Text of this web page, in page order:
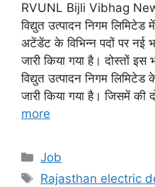
RVUNL Bijli Vibhag
विद्युत उत्पादन निगम
अटेंडेंट के विभिन्न पदों पर नई
जारी किया गया है। दोस्तों इस
विद्युत उत्पादन निगम
जारी किया गया है। जिसमें की
more
Categories
Job
Tags
Rajasthan electric